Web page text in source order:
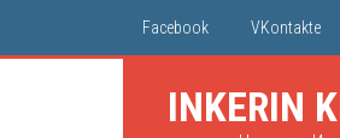
Facebook VKontakte
INKERIN